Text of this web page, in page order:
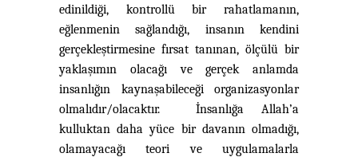
edinildiği, kontrollü bir rahatlamanın,
eğlenmenin sağlandığı, insanın kendini
gerçekleştirmesine fırsat tanınan, ölçülü bir
yaklaşımın olacağı ve gerçek anlamda
insanlığın kaynaşabileceği organizasyonlar
olmalıdır/olacaktır. İnsanlığa Allah’a
kulluktan daha yüce bir davanın olmadığı,
olamayacağı teori ve uygulamalarla